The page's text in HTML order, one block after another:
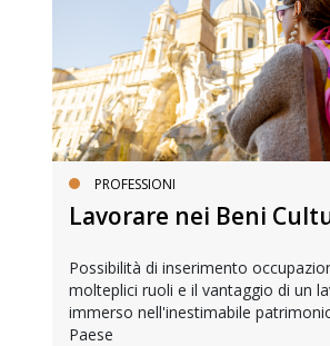
PROFESSIONI
Lavorare nei Beni
Possibilità di inserimento
molteplici ruoli e il vantaggio di un
immerso nell'inestimabile
Paese